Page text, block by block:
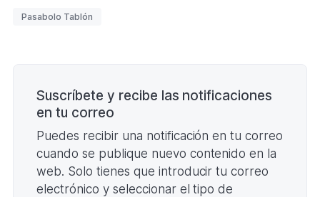
RESULTADOS
KB)
Pasabolo Tablón
Suscríbete y recibe las notificaciones
en tu correo
Puedes recibir una notificación en tu correo
cuando se publique nuevo contenido en la
web. Solo tienes que introducir tu correo
electrónico y seleccionar el tipo de